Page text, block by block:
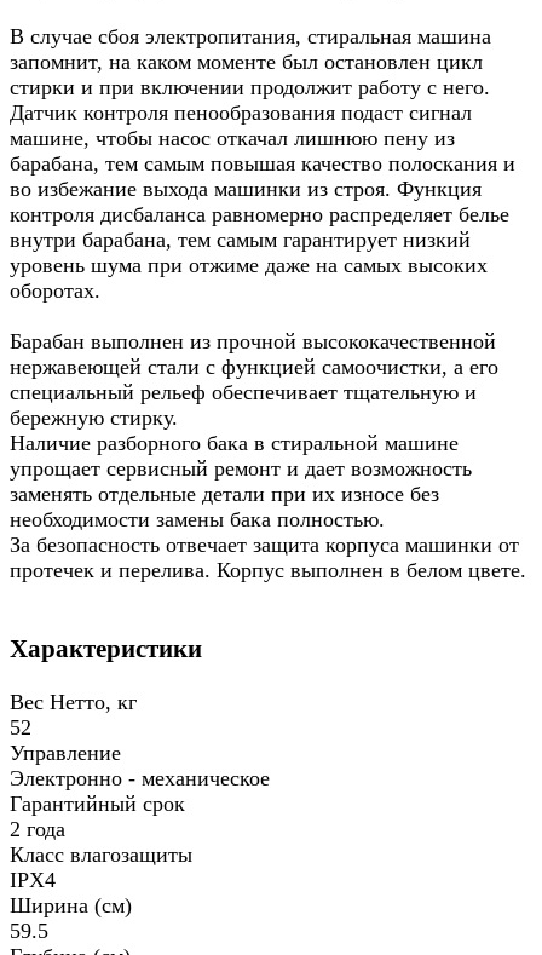
В случае сбоя электропитания, стиральная машина
запомнит, на каком моменте был остановлен цикл
стирки и при включении продолжит работу с него.
Датчик контроля пенообразования подаст сигнал
машине, чтобы насос откачал лишнюю пену из
барабана, тем самым повышая качество полоскания и
во избежание выхода машинки из строя. Функция
контроля дисбаланса равномерно распределяет белье
внутри барабана, тем самым гарантирует низкий
уровень шума при отжиме даже на самых высоких
оборотах.
Барабан выполнен из прочной высококачественной
нержавеющей стали с функцией самоочистки, а его
специальный рельеф обеспечивает тщательную и
бережную стирку.
Наличие разборного бака в стиральной машине
упрощает сервисный ремонт и дает возможность
заменять отдельные детали при их износе без
необходимости замены бака полностью.
За безопасность отвечает защита корпуса машинки от
протечек и перелива. Корпус выполнен в белом цвете.
Характеристики
Вес Нетто, кг
52
Управление
Электронно - механическое
Гарантийный срок
2 года
Класс влагозащиты
IPX4
Ширина (см)
59.5